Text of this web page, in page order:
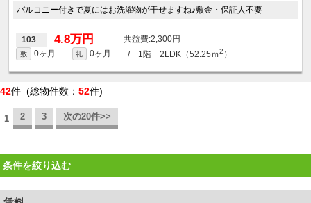
バルコニー付きで夏にはお洗濯物が干せますね♪敷金・保証人不要
103 4.8万円 2,300円
敷 0ヶ月 礼 0ヶ月 / 1階 2LDK（52.25ｍ2 ）
42件 (総物件数： 52件)
1 2 3 次の20件>>
条件を絞り込む